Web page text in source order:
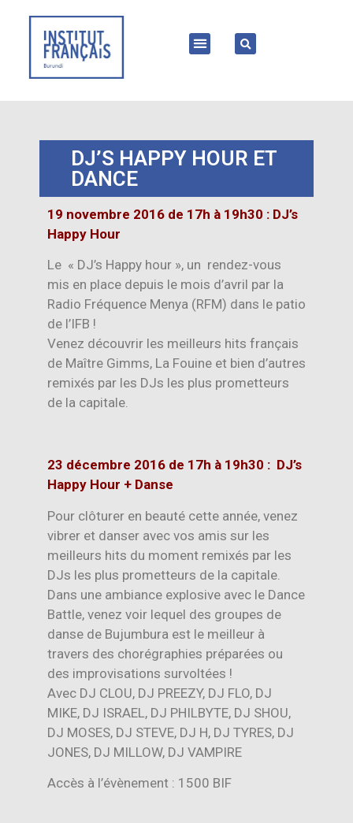
DJ’S HAPPY HOUR ET
DANCE
19 novembre 2016 de 17h à 19h30 : DJ’s
Happy Hour
Le « DJ’s Happy hour », un rendez-vous
mis en place depuis le mois d’avril par la
Radio Fréquence Menya (RFM) dans le patio
de l’IFB !
Venez découvrir les meilleurs hits français
de Maître Gimms, La Fouine et bien d’autres
remixés par les DJs les plus prometteurs
de la capitale.
23 décembre 2016 de 17h à 19h30 : DJ’s
Happy Hour + Danse
Pour clôturer en beauté cette année, venez
vibrer et danser avec vos amis sur les
meilleurs hits du moment remixés par les
DJs les plus prometteurs de la capitale.
Dans une ambiance explosive avec le Dance
Battle, venez voir lequel des groupes de
danse de Bujumbura est le meilleur à
travers des chorégraphies préparées ou
des improvisations survoltées !
Avec DJ CLOU, DJ PREEZY, DJ FLO, DJ
MIKE, DJ ISRAEL, DJ PHILBYTE, DJ SHOU,
DJ MOSES, DJ STEVE, DJ H, DJ TYRES, DJ
JONES, DJ MILLOW, DJ VAMPIRE
Accès à l’évènement : 1500 BIF